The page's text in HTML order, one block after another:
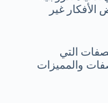
غير
التي
والمميزات